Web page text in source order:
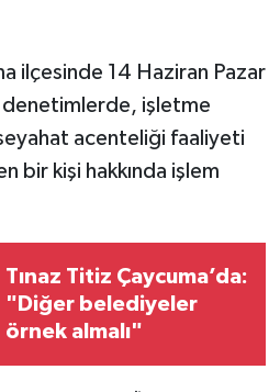
ilçesinde 14 Haziran Pazar
işletme
acenteliği faaliyeti
bir kişi hakkında işlem
Tınaz Titiz Çaycuma’da:
"Diğer belediyeler
örnek almalı"